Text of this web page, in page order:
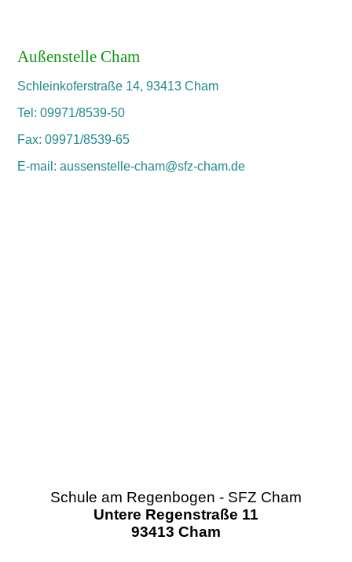
Außenstelle Cham
Schleinkoferstraße 14, 93413 Cham
Tel: 09971/8539-50
Fax: 09971/8539-65
E-mail: aussenstelle-cham@sfz-cham.de
Schule am Regenbogen - SFZ Cham
Untere Regenstraße 11
93413 Cham